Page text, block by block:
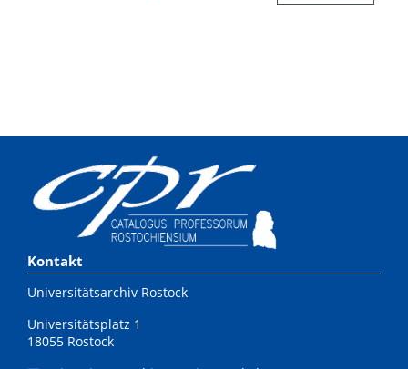
Kontakt
Universitätsarchiv Rostock
Universitätsplatz 1
18055 Rostock